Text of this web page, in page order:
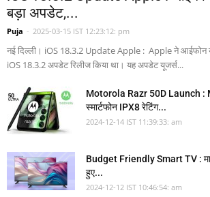
बड़ा अपडेट,...
Puja - 2025-03-15 IST 12:23:12: pm
नई दिल्ली। iOS 18.3.2 Update Apple : Apple ने आईफोन
iOS 18.3.2 अपडेट रिलीज किया था। यह अपडेट यूजर्स...
Motorola Razr 50D Launch :
स्मार्टफोन IPX8 रेटिंग...
2024-12-14 IST 11:39:33: am
Budget Friendly Smart TV :
हुए...
2024-12-12 IST 10:46:54: am